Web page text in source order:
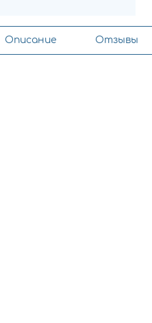
Описание Отзывы